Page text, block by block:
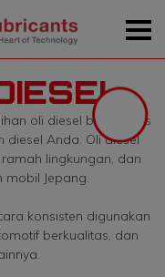
oli diesel berkualitas
diesel Anda. Oli diesel
lingkungan, dan
mobil Jepang.
konsisten digunakan
berkualitas, dan